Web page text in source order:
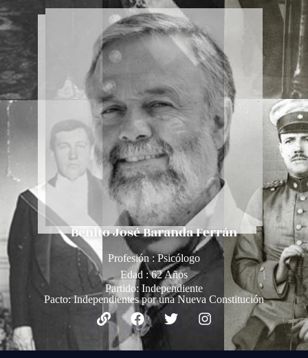
Benito José Baranda Ferrán
Profesión : Psicólogo
Edad : 62 Años
Partido: Independiente
Pacto:Independientes por una Nueva Constitución